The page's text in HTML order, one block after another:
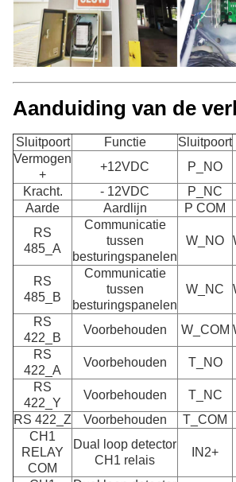
Aanduiding van de
Sluitpoort Functie Sluitpoort
Vermogen
+
+12VDC P_NO
Kracht.
- 12VDC P_NC
Aarde
Aardlijn P COM
RS
485_A
Communicatie
tussen
besturingspanelen
W_NO
RS
485_B
Communicatie
tussen
besturingspanelen
W_NC
RS
422_B
Voorbehouden W_COM
RS
422_A
Voorbehouden T_NO
RS
422_Y
Voorbehouden T_NC
RS 422_Z
Voorbehouden T_COM
CH1
RELAY
COM
Dual loop detector
CH1 relais
IN2+